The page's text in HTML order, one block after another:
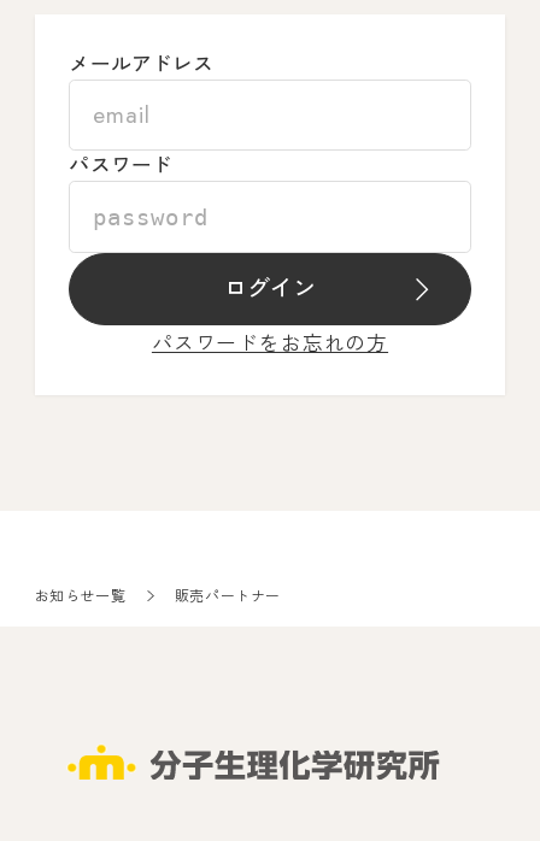
メールアドレス
パスワード
ログイン
パスワードをお忘れの方
お知らせ一覧 販売パートナー